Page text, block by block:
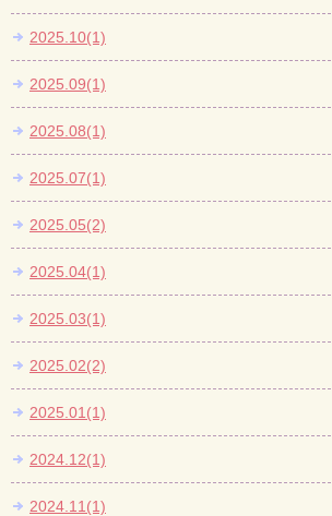
2025.10(1)
2025.09(1)
2025.08(1)
2025.07(1)
2025.05(2)
2025.04(1)
2025.03(1)
2025.02(2)
2025.01(1)
2024.12(1)
2024.11(1)